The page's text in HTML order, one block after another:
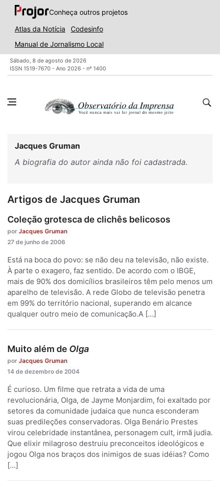
Conheça outros projetos
Atlas da Notícia
Codesinfo
Manual de Jornalismo Local
Sábado, 8 de agosto de 2026
ISSN 1519-7670 - Ano 2026 - nº 1400
Jacques Gruman
A biografia do autor ainda não foi cadastrada.
Artigos de Jacques Gruman
Coleção grotesca de clichês belicosos
por Jacques Gruman
27 de junho de 2006
Está na boca do povo: se não deu na televisão, não existe.
À parte o exagero, faz sentido. De acordo com o IBGE,
mais de 90% dos domicílios brasileiros têm pelo menos um
aparelho de televisão. A rede Globo de televisão penetra
em 99% do território nacional, superando em alcance
qualquer outro meio de comunicação.A […]
Muito além de Olga
por Jacques Gruman
14 de dezembro de 2004
É curioso. Um filme que retrata a vida de uma
revolucionária, Olga, de Jayme Monjardim, foi exaltado por
setores da comunidade judaica que nunca esconderam
suas predileções conservadoras. Olga Benário Prestes
virou celebridade instantânea, personagem cult, irmã judia.
Que elixir milagroso destruiu preconceitos ideológicos e
jogou Olga nos braços dos inimigos de suas idéias? Como
[…]